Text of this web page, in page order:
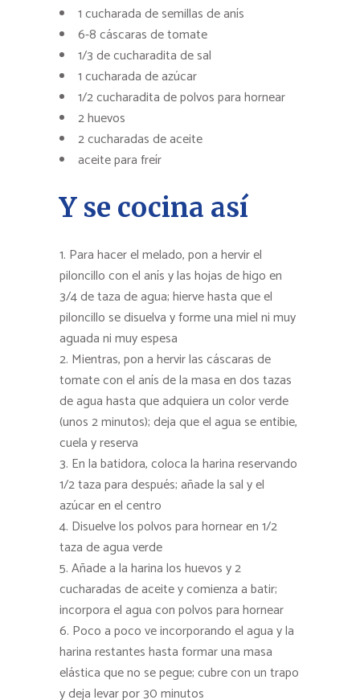
1 cucharada de semillas de anís
6-8 cáscaras de tomate
1/3 de cucharadita de sal
1 cucharada de azúcar
1/2 cucharadita de polvos para hornear
2 huevos
2 cucharadas de aceite
aceite para freír
Y se cocina así
Para hacer el melado, pon a hervir el
piloncillo con el anís y las hojas de higo en
3/4 de taza de agua; hierve hasta que el
piloncillo se disuelva y forme una miel ni muy
aguada ni muy espesa
Mientras, pon a hervir las cáscaras de
tomate con el anís de la masa en dos tazas
de agua hasta que adquiera un color verde
(unos 2 minutos); deja que el agua se entibie,
cuela y reserva
En la batidora, coloca la harina reservando
1/2 taza para después; añade la sal y el
azúcar en el centro
Disuelve los polvos para hornear en 1/2
taza de agua verde
Añade a la harina los huevos y 2
cucharadas de aceite y comienza a batir;
incorpora el agua con polvos para hornear
Poco a poco ve incorporando el agua y la
harina restantes hasta formar una masa
elástica que no se pegue; cubre con un trapo
y deja levar por 30 minutos